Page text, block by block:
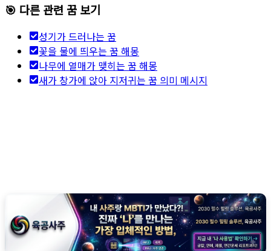
🎯 다른 관련 꿈 보기
성기가 드러나는 꿈
꽃을 물에 띄우는 꿈 해몽
나무에 열매가 맺히는 꿈 해몽
새가 창가에 앉아 지저귀는 꿈 의미 메시지